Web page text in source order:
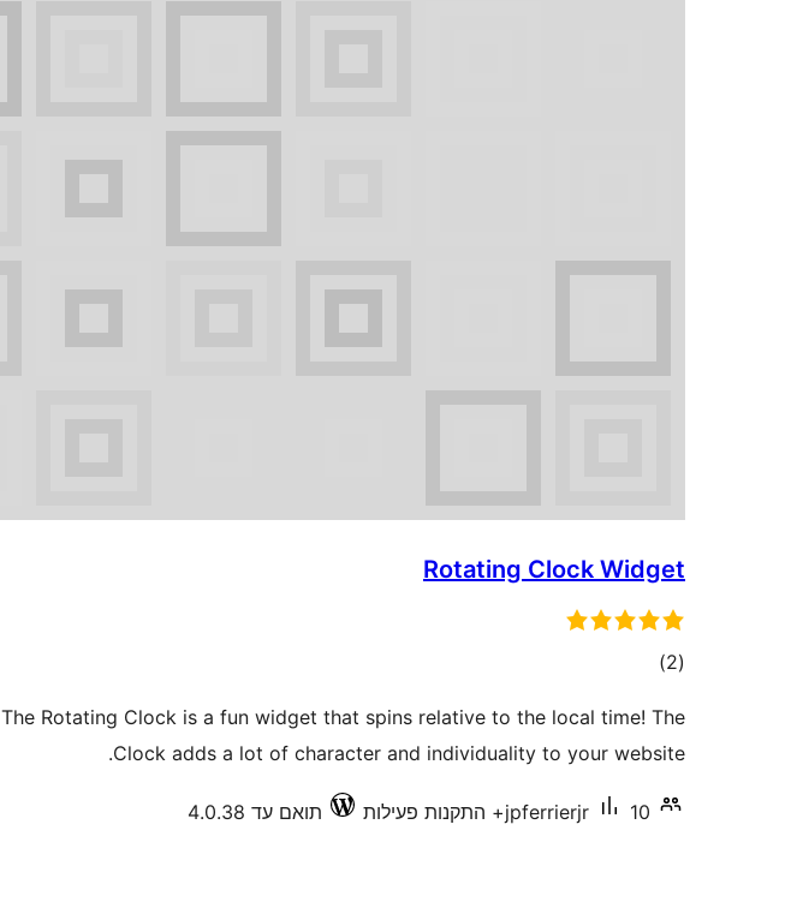
Rotating Clock Widget
(2 דרוגים)
The Rotating Clock is a fun widget that spins relative to the local time! The
Clock adds a lot of character and individuality to your website.
jpferrierjr 10+ התקנות פעילות תואם עד 4.0.38